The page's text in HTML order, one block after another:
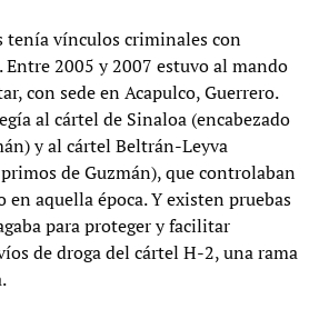
tenía vínculos criminales con
Entre 2005 y 2007 estuvo al mando
con sede en Acapulco, Guerrero.
al cártel de Sinaloa (encabezado
y al cártel Beltrán-Leyva
de Guzmán), que controlaban
en aquella época. Y existen pruebas
para proteger y facilitar
de droga del cártel H-2, una rama